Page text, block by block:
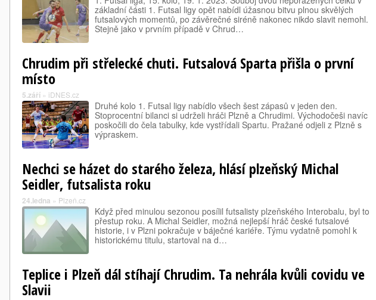
základní části 1. Futsal ligy opět nabídl úžasnou bitvu plnou skvělých
futsalových momentů, po závěrečné siréně nakonec nikdo slavit nemohl.
Stejně jako v prvním případě v Chrud…
Chrudim při střelecké chuti. Futsalová Sparta přišla o první
místo
5.září » iDNES.cz
Druhé kolo 1. Futsal ligy nabídlo všech šest zápasů v jeden den.
Stoprocentní bilanci si udrželi hráči Plzně a Chrudimi. Východočeši navíc
poskočili do čela tabulky, kde vystřídali Spartu. Pražané odjeli z Plzně s
výpraskem.
Nechci se házet do starého železa, hlásí plzeňský Michal
Seidler, futsalista roku
24.ledna » Plzeň.cz
Když před minulou sezonou posílil futsalisty plzeňského Interobalu, byl to
přestup roku. A Michal Seidler, možná nejlepší hráč české futsalové
historie, i v Plzni pokračuje v báječné kariéře. Týmu vydatně pomohl k
historickému titulu, startoval na d…
Teplice i Plzeň dál stíhají Chrudim. Ta nehrála kvůli covidu ve
Slavii